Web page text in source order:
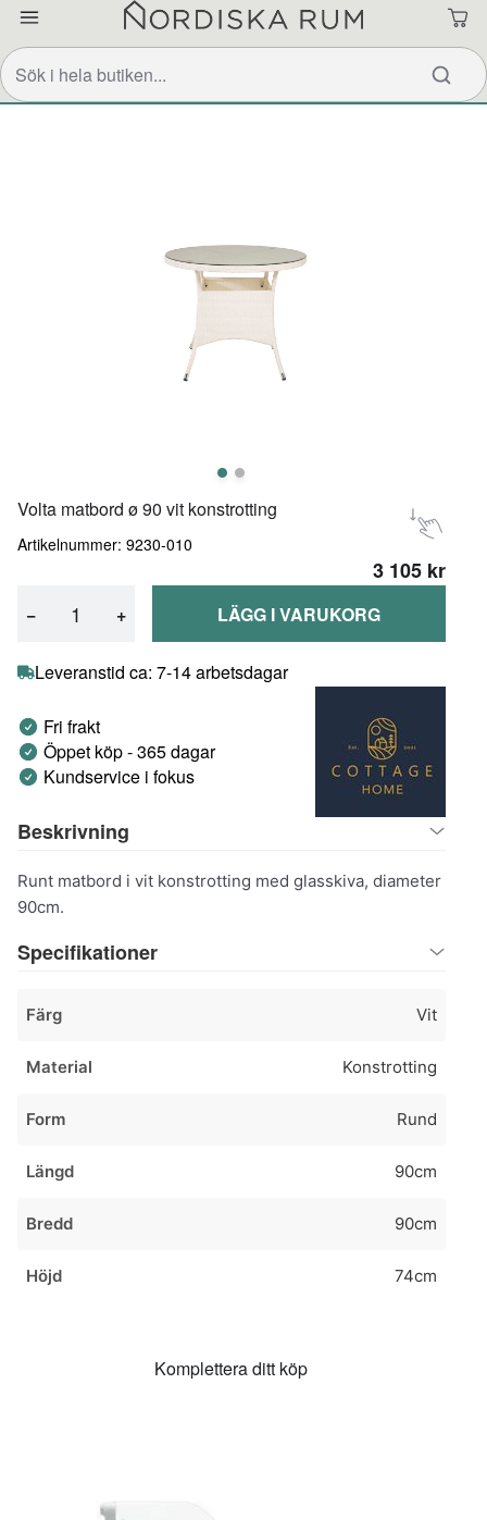
Volta matbord ø 90 vit konstrotting
Artikelnummer: 9230-010
3 105 kr
− + LÄGG I VARUKORG
Leveranstid ca: 7-14 arbetsdagar
Fri frakt
Öppet köp - 365 dagar
Kundservice i fokus
Beskrivning
Runt matbord i vit konstrotting med glasskiva, diameter
90cm.
Specifikationer
Färg Vit
Material Konstrotting
Form Rund
Längd 90cm
Bredd 90cm
Höjd 74cm
Komplettera ditt köp